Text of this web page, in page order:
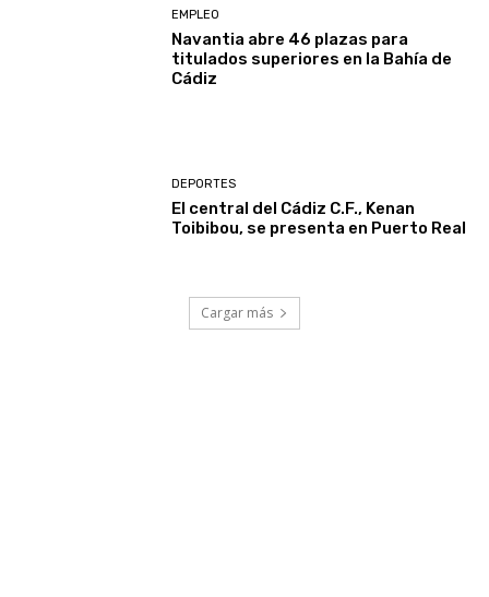
EMPLEO
Navantia abre 46 plazas para
titulados superiores en la Bahía de
Cádiz
DEPORTES
El central del Cádiz C.F., Kenan
Toibibou, se presenta en Puerto Real
Cargar más